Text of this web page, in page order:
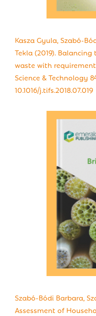
Kasza Gyula, Szabó-
Tekla (2019).
waste with
Science & Technology
10.1016/j.tifs.2018.07.019
Szabó-Bódi Barbara,
Assessment of